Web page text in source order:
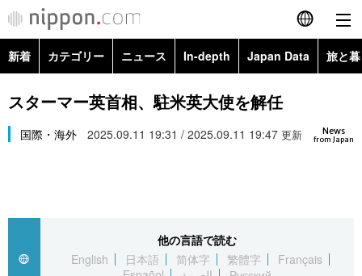
English
简体字
繁體字
العربية
新着 カテゴリー ニュース In-depth Japan Data 旅と
政治・外交
経済・ビジネス
社会
文化
Images
お知らせ
スターマー英首相、駐米英大使を解任
News
from Japan
国際・海外 2025.09.11 19:31 / 2025.09.11 19:47 更新
他の言語で読む
English
日本語 简体字 繁體字
Français